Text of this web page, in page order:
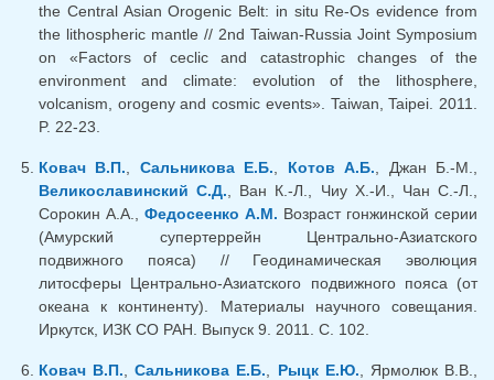
the Central Asian Orogenic Belt: in situ Re-Os evidence from
the lithospheric mantle // 2nd Taiwan-Russia Joint Symposium
on «Factors of ceclic and catastrophic changes of the
environment and climate: evolution of the lithosphere,
volcanism, orogeny and cosmic events». Taiwan, Taipei. 2011.
P. 22-23.
Ковач В.П. Сальникова Е.Б. Котов А.Б. , Джан Б.-М.,
Великославинский С.Д. , Ван К.-Л., Чиу Х.-И., Чан С.-Л.,
Сорокин А.А., Федосеенко А.М. Возраст гонжинской серии
(Амурский супертеррейн Центрально-Азиатского
подвижного пояса) // Геодинамическая эволюция
литосферы Центрально-Азиатского подвижного пояса (от
океана к континенту). Материалы научного совещания.
Иркутск, ИЗК СО РАН. Выпуск 9. 2011. С. 102.
Ковач В.П. ,Сальникова Е.Б. Рыцк Е.Ю. , Ярмолюк В.В.,